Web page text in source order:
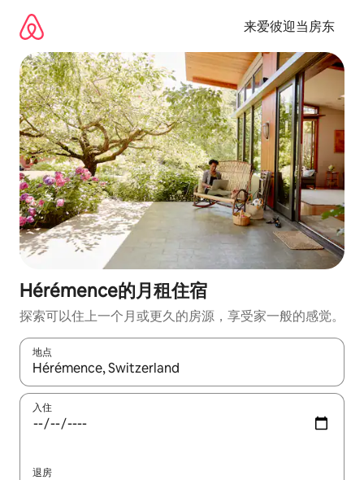
来爱彼迎当房东
Hérémence的月租住宿
探索可以住上一个月或更久的房源，享受家一般的感觉。
地点
如有搜索结果，请使用上下方向键查看，或通过点击或滑动手势
入住
退房